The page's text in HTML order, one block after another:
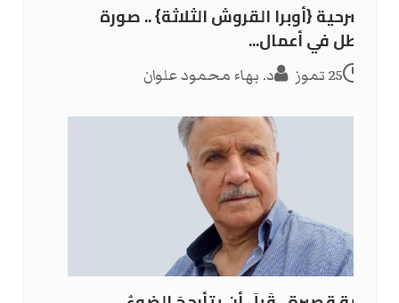
مسرحية {أوبرا القروش الثلاثة} .. صورة
البطل في أعمال...
25 تموز د. بهاء محمود علوان